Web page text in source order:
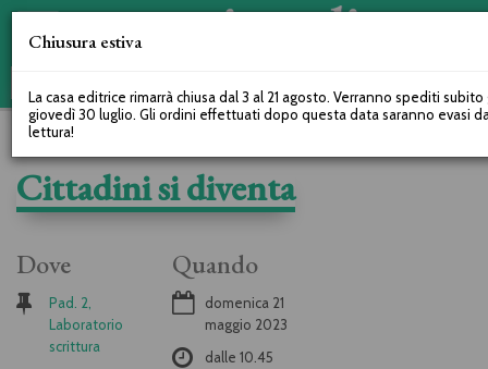
Cittadini si diventa
Dove
Pad. 2,
Laboratorio
scrittura
Quando
domenica 21
maggio 2023
dalle 10.45
Chiusura estiva
La casa editrice rimarrà chiusa dal 3 al 21 agosto. Verranno spediti
giovedì 30 luglio. Gli ordini effettuati dopo questa data saranno evasi
lettura!